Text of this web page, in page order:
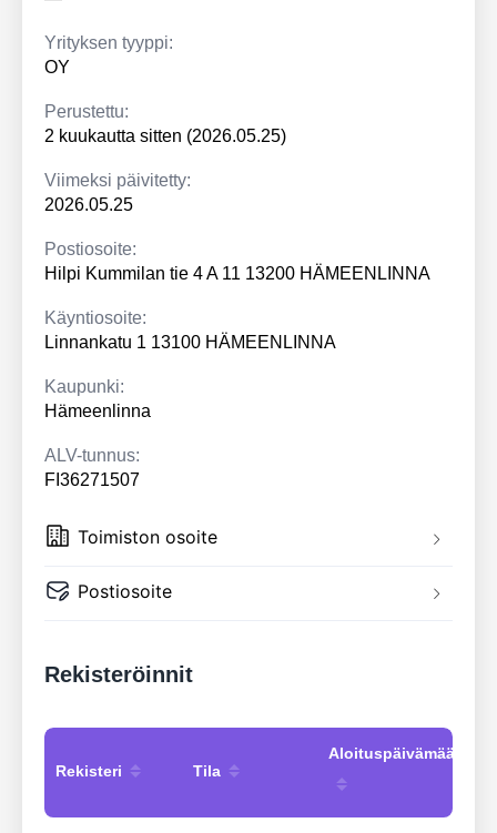
Yrityksen tyyppi:
OY
Perustettu:
2 kuukautta sitten (2026.05.25)
Viimeksi päivitetty:
2026.05.25
Postiosoite:
Hilpi Kummilan tie 4 A 11 13200 HÄMEENLINNA
Käyntiosoite:
Linnankatu 1 13100 HÄMEENLINNA
Kaupunki:
Hämeenlinna
ALV-tunnus:
FI36271507
Toimiston osoite
Postiosoite
Rekisteröinnit
Rekisteri Tila
Aloituspäivämäärä